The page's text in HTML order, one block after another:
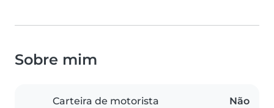
Sobre mim
Carteira de motorista Não